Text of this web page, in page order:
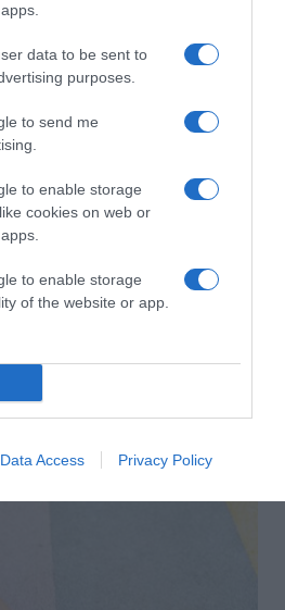
data to be sent to
purposes.
to send me
to enable storage
cookies on web or
to enable storage
of the website or app.
Data Access Privacy Policy
jövőtől – hogyan kerüld el egy új